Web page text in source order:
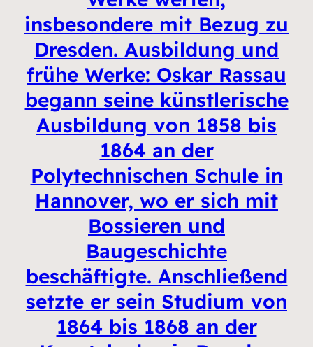
insbesondere mit Bezug zu
Dresden. Ausbildung und
frühe Werke: Oskar Rassau
begann seine künstlerische
Ausbildung von 1858 bis
1864 an der
Polytechnischen Schule in
Hannover, wo er sich mit
Bossieren und
Baugeschichte
beschäftigte. Anschließend
setzte er sein Studium von
1864 bis 1868 an der